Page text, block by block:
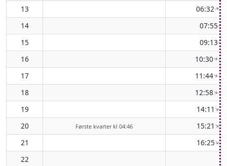
13 06:32↑(
14 07:55↑
15 09:13↑
16 10:30↑(
17 11:44↑(
18 12:58↑(
19 14:11↑(
20 Første kvarter kl 04:46 15:21↑(
21 16:25↑(
22